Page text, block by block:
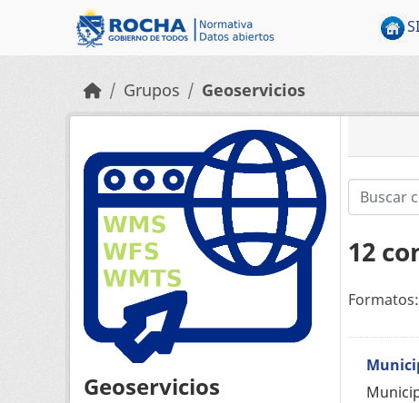
Skip to main content
Grupos Geoservicios
Geoservicios
12
Formatos: